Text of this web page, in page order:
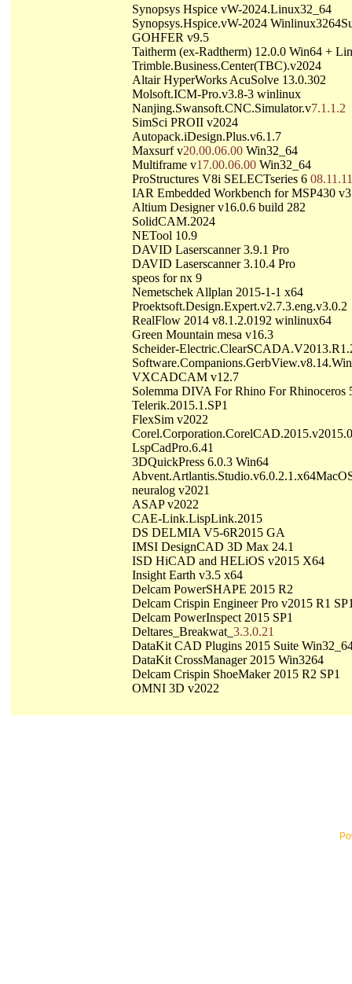
Synopsys Hspice vW-2024.Linux32_64
Synopsys.Hspice.vW-2024
GOHFER v9.5
Taitherm (ex-Radtherm) 12.0.0 Win64 +
Trimble.Business.Center(TBC).v2024
Altair HyperWorks AcuSolve 13.0.302
Molsoft.ICM-Pro.v3.8-3 winlinux
Nanjing.Swansoft.CNC.Simulator.v7.1.1.2
SimSci PROII v2024
Autopack.iDesign.Plus.v6.1.7
Maxsurf v20.00.06.00 Win32_64
Multiframe v17.00.06.00 Win32_64
ProStructures V8i SELECTseries 6
IAR Embedded Workbench for MSP430
Altium Designer v16.0.6 build 282
SolidCAM.2024
NETool 10.9
DAVID Laserscanner 3.9.1 Pro
DAVID Laserscanner 3.10.4 Pro
speos for nx 9
Nemetschek Allplan 2015-1-1 x64
Proektsoft.Design.Expert.v2.7.3.eng.v3.0.2
RealFlow 2014 v8.1.2.0192 winlinux64
Green Mountain mesa v16.3
Scheider-
VXCADCAM v12.7
Solemma DIVA For Rhino For Rhinoceros
Telerik.2015.1.SP1
FlexSim v2022
LspCadPro.6.41
3DQuickPress 6.0.3 Win64
neuralog v2021
ASAP v2022
CAE-Link.LispLink.2015
DS DELMIA V5-6R2015 GA
IMSI DesignCAD 3D Max 24.1
ISD HiCAD and HELiOS v2015 X64
Insight Earth v3.5 x64
Delcam PowerSHAPE 2015 R2
Delcam Crispin Engineer Pro v2015 R1
Delcam PowerInspect 2015 SP1
Deltares_Breakwat_ 3.3.0.21
DataKit CAD Plugins 2015 Suite
DataKit CrossManager 2015 Win3264
Delcam Crispin ShoeMaker 2015 R2 SP1
OMNI 3D v2022